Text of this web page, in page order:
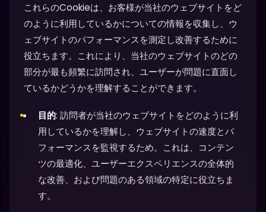
これらのCookieは、お客様が当社のウェブサイトをど
のように利用しているかについての情報を収集し、ウ
ェブサイトのパフォーマンスを測定し改善するために
役立ちます。これにより、当社のウェブサイトのどの
部分が最も頻繁に訪問され、ユーザーが問題に直面し
ているかどうかを理解することができます。
目的: 訪問者が当社のウェブサイトをどのように利
用しているかを理解し、ウェブサイトの速度とパ
フォーマンスを監視するため。これは、コンテン
ツの最適化、ユーザーエクスペリエンスの全体的
な改善、および問題のある領域の特定に役立ちま
す。